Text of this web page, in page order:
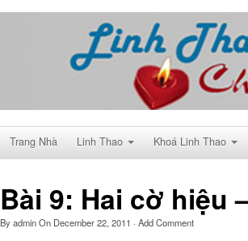
Trang Nhà Linh Thao Khoá Linh Thao
Bài 9: Hai cờ hiệu
ByadminOn December 22, 2011 · Add Comment